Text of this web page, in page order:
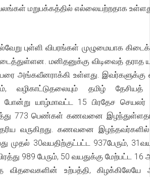
மறுபக்கத்தில் எல்லையற்றதாக
புள்ளி விபரங்கள் முழுமையாக
மனிதனுக்கு விடிவைத் தராத
அங்கவீனராக்கி உள்ளது. இவர்களுக்கு
வழிகாட்டுதலையும் தமிழ்
யாழ்மாவட்ட 15 பிரதேச செயலர்
773 பெண்கள் கணவனை
வருகிறது. கணவனை இழந்தவர்களில்
முதல் 30வயதிற்குட்பட்ட 937பேரும்,
989 பேரும், 50 வயதுக்கு மேற்பட்ட 16
உற்பத்தி, கிழக்கிலேயே